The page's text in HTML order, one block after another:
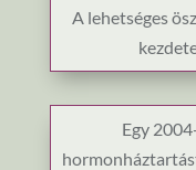
A lehetséges
Egy